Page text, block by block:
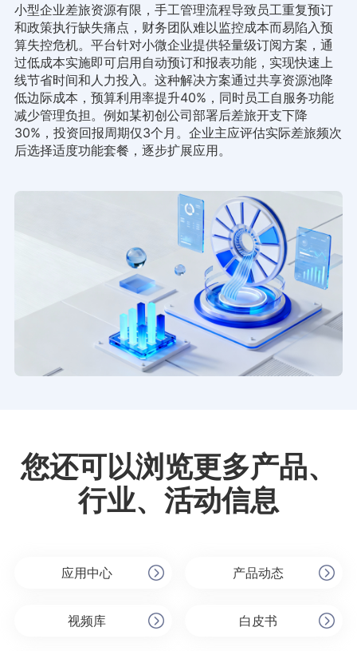
小型企业差旅资源有限，手工管理流程导致员工重复预订
和政策执行缺失痛点，财务团队难以监控成本而易陷入预
算失控危机。平台针对小微企业提供轻量级订阅方案，通
过低成本实施即可启用自动预订和报表功能，实现快速上
线节省时间和人力投入。这种解决方案通过共享资源池降
低边际成本，预算利用率提升40%，同时员工自服务功能
减少管理负担。例如某初创公司部署后差旅开支下降
30%，投资回报周期仅3个月。企业主应评估实际差旅频次
后选择适度功能套餐，逐步扩展应用。
您还可以浏览更多产品、
行业、活动信息
应用中心 产品动态
视频库 白皮书